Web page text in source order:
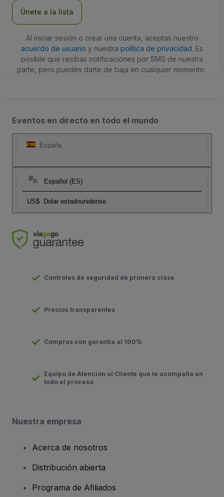
Únete a la lista
Al iniciar sesión o crear una cuenta, aceptas nuestro
acuerdo de usuario y nuestra política de privacidad. Es
posible que recibas notificaciones por SMS de nuestra
parte, pero puedes darte de baja en cualquier momento.
Eventos en directo en todo el mundo
España
Español (ES)
US$ Dolar estadounidense
Controles de seguridad de primera clase
Precios transparentes
Compras con garantía al 100%
Equipo de Atención al Cliente que te acompaña en
todo el proceso
Nuestra empresa
Acerca de nosotros
Distribución abierta
Programa de Afiliados